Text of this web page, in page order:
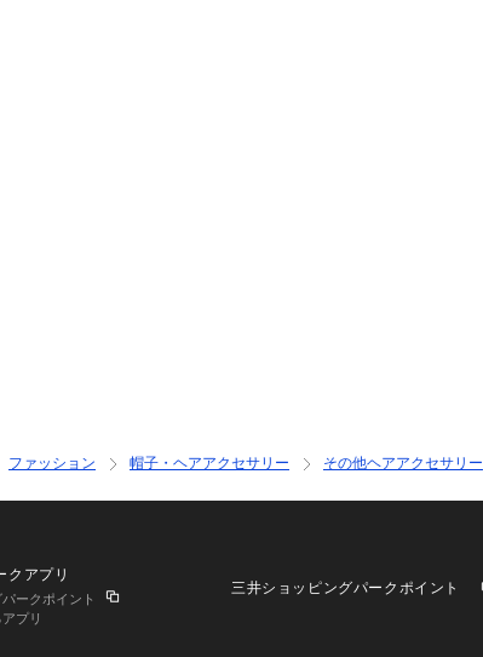
ファッション 帽子・ヘアアクセサリー その他ヘアアクセサリー
クアプリ
ークポイント
プリ
三井ショッピングパークポイント